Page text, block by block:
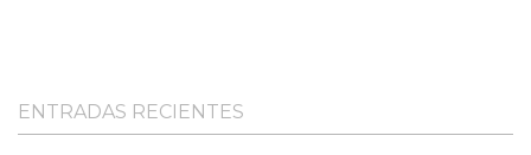
ENTRADAS RECIENTES